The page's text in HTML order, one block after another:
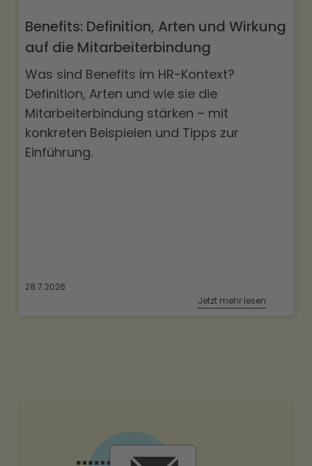
Benefits: Definition, Arten und Wirkung
auf die Mitarbeiterbindung
Was sind Benefits im HR-Kontext?
Definition, Arten und wie sie die
Mitarbeiterbindung stärken – mit
konkreten Beispielen und Tipps zur
Einführung.
28.7.2026
Jetzt mehr lesen